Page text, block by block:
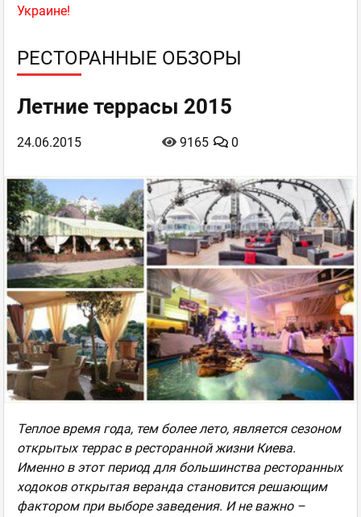
Украине!
РЕСТОРАННЫЕ ОБЗОРЫ
Летние террасы 2015
24.06.2015 0
9165
Теплое время года, тем более лето, является сезоном
открытых террас в ресторанной жизни Киева.
Именно в этот период для большинства ресторанных
ходоков открытая веранда становится решающим
фактором при выборе заведения. И не важно –